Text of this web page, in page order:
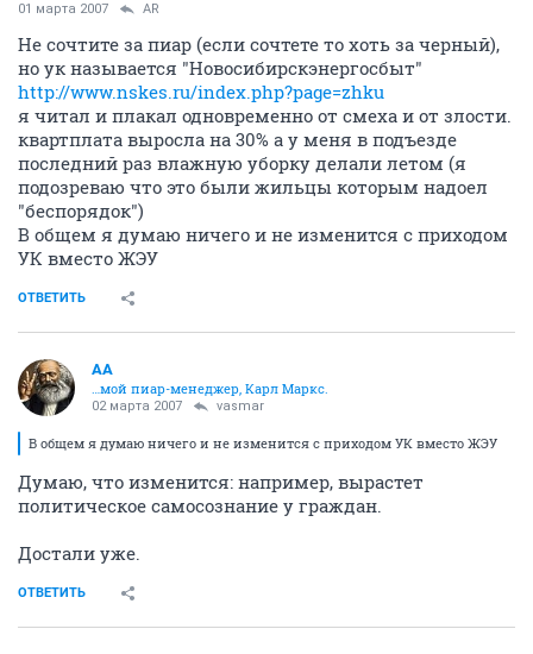
01 марта 2007 AR
Не сочтите за пиар (если сочтете то хоть за черный),
но ук называется "Новосибирскэнергосбыт"
http://www.nskes.ru/index.php?page=zhku
я читал и плакал одновременно от смеха и от злости.
квартплата выросла на 30% а у меня в подъезде
последний раз влажную уборку делали летом (я
подозреваю что это были жильцы которым надоел
"беспорядок")
В общем я думаю ничего и не изменится с приходом
УК вместо ЖЭУ
ОТВЕТИТЬ
AA
…мой пиар-менеджер, Карл Маркс.
02 марта 2007 vasmar
В общем я думаю ничего и не изменится с приходом УК вместо ЖЭУ
Думаю, что изменится: например, вырастет
политическое самосознание у граждан.
Достали уже.
ОТВЕТИТЬ